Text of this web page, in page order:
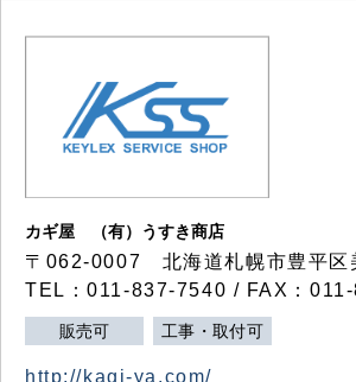
カギ屋 （有）うすき商店
〒062-0007 北海道札幌市豊平区
TEL：011-837-7540 / FAX：
販売可 工事・取付可
http://kagi-ya.com/